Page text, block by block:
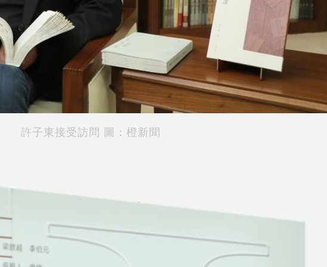
許子東接受訪問 圖：橙新聞